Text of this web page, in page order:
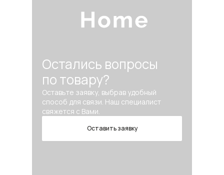
Остались вопросы
по товару?
Оставьте заявку, выбрав удобный
способ для связи. Наш специалист
свяжется с Вами.
Оставить заявку